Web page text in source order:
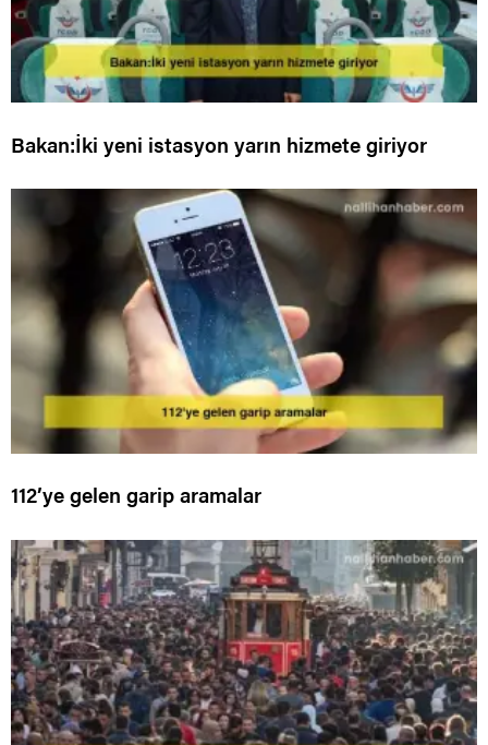
Bakan:İki yeni istasyon yarın hizmete giriyor
112’ye gelen garip aramalar